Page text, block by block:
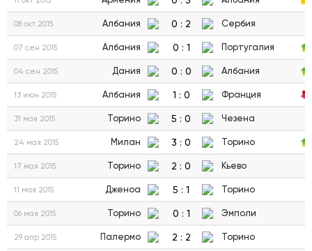
08 окт 2015 Албания 0 : 2 Сербия
07 сен 2015 Албания 0 : 1 Португалия
04 сен 2015 Дания 0 : 0 Албания
13 июн 2015 Албания 1 : 0 Франция
31 мая 2015 Торино 5 : 0 Чезена
24 мая 2015 Милан 3 : 0 Торино
17 мая 2015 Торино 2 : 0 Кьево
11 мая 2015 Дженоа 5 : 1 Торино
06 мая 2015 Торино 0 : 1 Эмполи
29 апр 2015 Палермо 2 : 2 Торино